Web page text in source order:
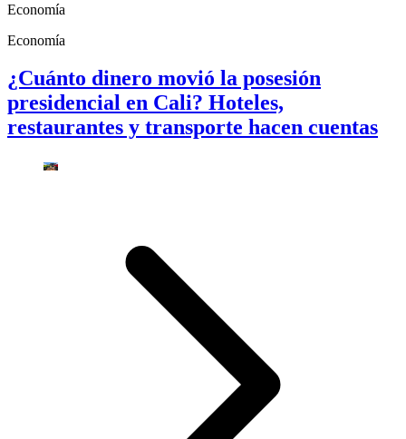
Economía
Economía
¿Cuánto dinero movió la posesión
presidencial en Cali? Hoteles,
restaurantes y transporte hacen cuentas